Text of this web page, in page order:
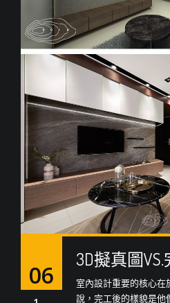
06
3D擬真圖
室內設計重要的核心
說，完工後的樣貌是他